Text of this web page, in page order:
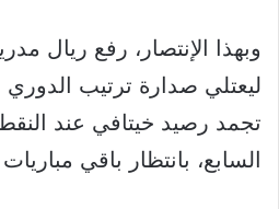
ليعتلي صدارة ترتيب الدوري
السابع، بانتظار باقي